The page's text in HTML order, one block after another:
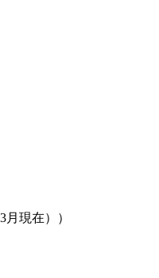
月現在））